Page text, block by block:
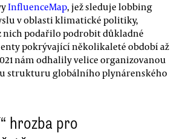
InfluenceMap, jež sleduje lobbing
v oblasti klimatické politiky,
nich podařilo podrobit důkladné
pokrývající několikaleté období až
nám odhalily velice organizovanou
strukturu globálního plynárenského
hrozba pro